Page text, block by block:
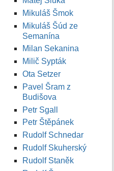
Mikuláš Šmok
Mikuláš Šúd ze
Semanína
Milan Sekanina
Milič Sypták
Ota Setzer
Pavel Šram z
Budišova
Petr Sgall
Petr Štěpánek
Rudolf Schnedar
Rudolf Skuherský
Rudolf Staněk